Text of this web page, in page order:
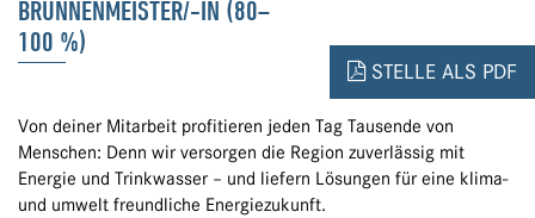
BRUNNENMEISTER/-IN (80–
100 %)
STELLE ALS PDF
Von deiner Mitarbeit profitieren jeden Tag Tausende von
Menschen: Denn wir versorgen die Region zuverlässig mit
Energie und Trinkwasser – und liefern Lösungen für eine klima-
und umwelt freundliche Energiezukunft.